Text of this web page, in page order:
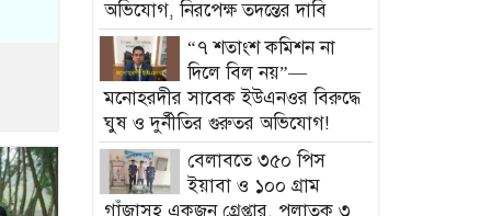
অভিযোগ, নিরপেক্ষ তদন্তের দাবি
“৭ শতাংশ কমিশন না
দিলে বিল নয়”—
মনোহরদীর সাবেক ইউএনওর বিরুদ্ধে
ঘুষ ও দুর্নীতির গুরুতর অভিযোগ!
বেলাবতে ৩৫০ পিস
ইয়াবা ও ১০০ গ্রাম